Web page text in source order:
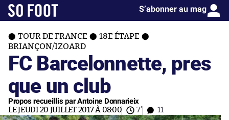
S’abonner au mag
TOUR DE FRANCE
18E ÉTAPE
BRIANÇON/IZOARD
FC Barcelonnette, pres
que un club
Propos recueillis par Antoine Donnarieix
LE JEUDI 20 JUILLET 2017 À 08:00 7' 11